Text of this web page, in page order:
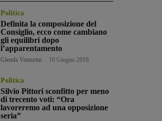
Politica
Definita la composizione del
Consiglio, ecco come cambiano
gli equilibri dopo
l’apparentamento
Glenda Venturini 10 Giugno 2019
Politica
Silvio Pittori sconfitto per meno
di trecento voti: “Ora
lavoreremo ad una opposizione
seria”